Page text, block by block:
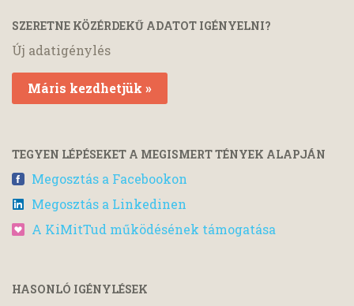
SZERETNE KÖZÉRDEKŰ ADATOT IGÉNYELNI?
Új adatigénylés
Máris kezdhetjük »
TEGYEN LÉPÉSEKET A MEGISMERT TÉNYEK ALAPJÁN
Megosztás a Facebookon
Megosztás a Linkedinen
A KiMitTud működésének támogatása
HASONLÓ IGÉNYLÉSEK